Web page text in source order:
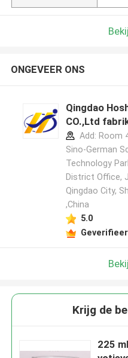
ONGEVEER ONS
Qingdao
CO.,Ltd
Add: Room
Sino-German
Technology
District Office,
Qingdao City,
,China
5.0
Krijg de
225